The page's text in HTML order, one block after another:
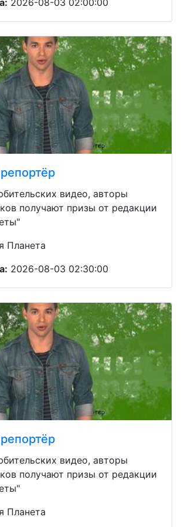
видео, авторы
получают призы от редакции
Планета
2026-08-03 02:30:00
видео, авторы
получают призы от редакции
Планета